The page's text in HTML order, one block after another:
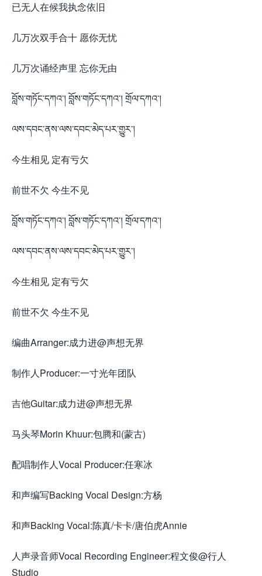
已无人在候我执念依旧
几万次双手合十 愿你无忧
几万次诵经声里 忘你无由​
བློས་གཏོང་དཀའ་། བློས་གཏོང་དཀའ་། གྲོལ་དཀའ་།
ལས་དབང་ནས་ལས་དབང་མེད་པར་གྱུར་།
今生相见 定有亏欠
前世不欠 今生不见
བློས་གཏོང་དཀའ་། བློས་གཏོང་དཀའ་། གྲོལ་དཀའ་།
ལས་དབང་ནས་ལས་དབང་མེད་པར་གྱུར་།
今生相见 定有亏欠
前世不欠 今生不见
编曲Arranger:成力进@声想无界
制作人Producer:一寸光年团队
吉他Guitar:成力进@声想无界
马头琴Morin Khuur:包腾和(蒙古)
配唱制作人Vocal Producer:任寒冰
和声编写Backing Vocal Design:方杨
和声Backing Vocal:陈真/卡卡/唐伯虎Annie
人声录音师Vocal Recording Engineer:程文俊@行人
Studio